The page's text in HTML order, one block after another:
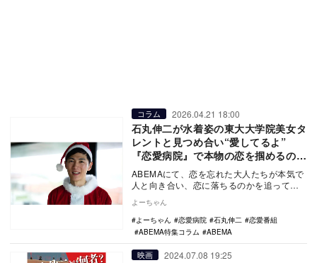
コラム 2026.04.21 18:00
石丸伸二が水着姿の東大大学院美女タ
レントと見つめ合い“愛してるよ”
『恋愛病院』で本物の恋を掴めるの
か？
ABEMAにて、恋を忘れた大人たちが本気で
人と向き合い、恋に落ちるのかを追ってい
かな参加者…
よーちゃん
よーちゃん
恋愛病院 石丸伸二
恋愛番組
ABEMA特集コラム
ABEMA
映画 2024.07.08 19:25